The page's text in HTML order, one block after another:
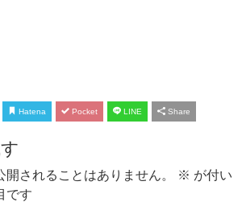
Hatena Pocket LINE Share
開されることはありません。 ※ が付い
です